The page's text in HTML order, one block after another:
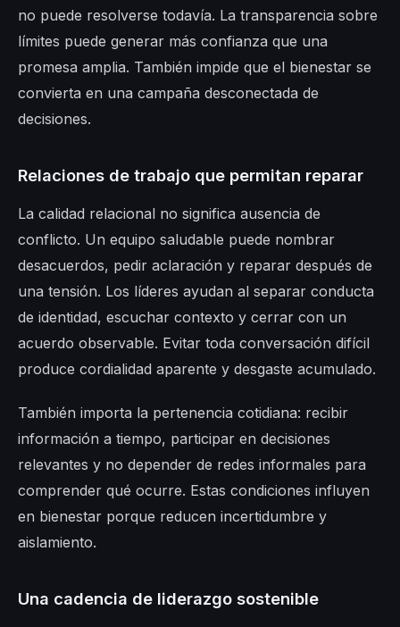
no puede resolverse todavía. La transparencia sobre
límites puede generar más confianza que una
promesa amplia. También impide que el bienestar se
convierta en una campaña desconectada de
decisiones.
Relaciones de trabajo que permitan reparar
La calidad relacional no significa ausencia de
conflicto. Un equipo saludable puede nombrar
desacuerdos, pedir aclaración y reparar después de
una tensión. Los líderes ayudan al separar conducta
de identidad, escuchar contexto y cerrar con un
acuerdo observable. Evitar toda conversación difícil
produce cordialidad aparente y desgaste acumulado.
También importa la pertenencia cotidiana: recibir
información a tiempo, participar en decisiones
relevantes y no depender de redes informales para
comprender qué ocurre. Estas condiciones influyen
en bienestar porque reducen incertidumbre y
aislamiento.
Una cadencia de liderazgo sostenible